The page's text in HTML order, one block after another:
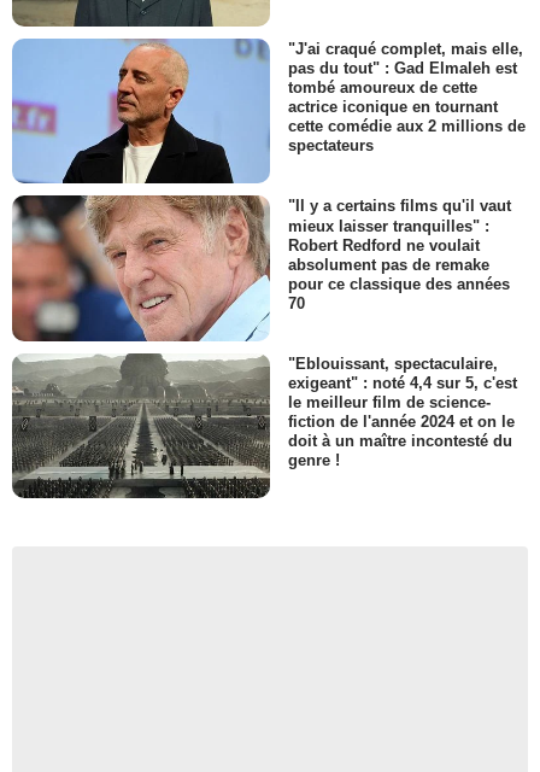
"J'ai craqué complet, mais elle,
pas du tout" : Gad Elmaleh est
tombé amoureux de cette
actrice iconique en tournant
cette comédie aux 2 millions de
spectateurs
"Il y a certains films qu'il vaut
mieux laisser tranquilles" :
Robert Redford ne voulait
absolument pas de remake
pour ce classique des années
70
"Eblouissant, spectaculaire,
exigeant" : noté 4,4 sur 5, c'est
le meilleur film de science-
fiction de l'année 2024 et on le
doit à un maître incontesté du
genre !